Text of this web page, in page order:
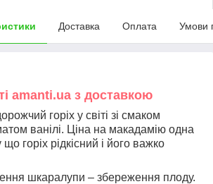
Доставка Оплата Умови
amanti.ua з доставкою
горіх у світі зі смаком
ванілі. Ціна на макадамію одна
горіх рідкісний і його важко
шкаралупи – збереження плоду.